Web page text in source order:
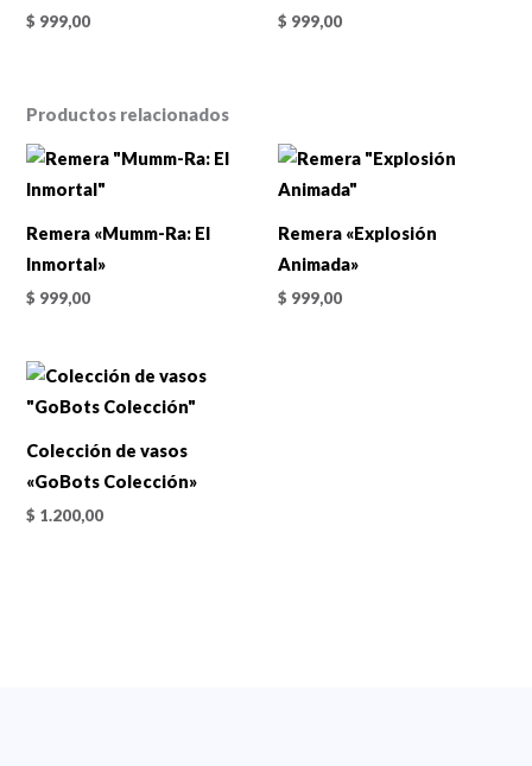
$ 999,00 $ 999,00
Productos relacionados
Remera «Mumm-Ra: El
Inmortal»
$ 999,00
Remera «Explosión
Animada»
$ 999,00
Colección de vasos
«GoBots Colección»
$ 1.200,00